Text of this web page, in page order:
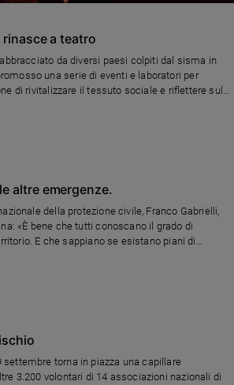
a teatro
da diversi paesi colpiti dal sisma in
una serie di eventi e laboratori per
di rivitalizzare il tessuto sociale e riflettere sul
la presenza di star internazionali come Sarah
altre emergenze.
della protezione civile, Franco Gabrielli,
«È bene che tutti conoscano il grado di
E che sappiano se esistano piani di
comportare in caso di bisogno».
settembre torna in piazza una capillare
3.200 volontari di 14 associazioni nazionali di